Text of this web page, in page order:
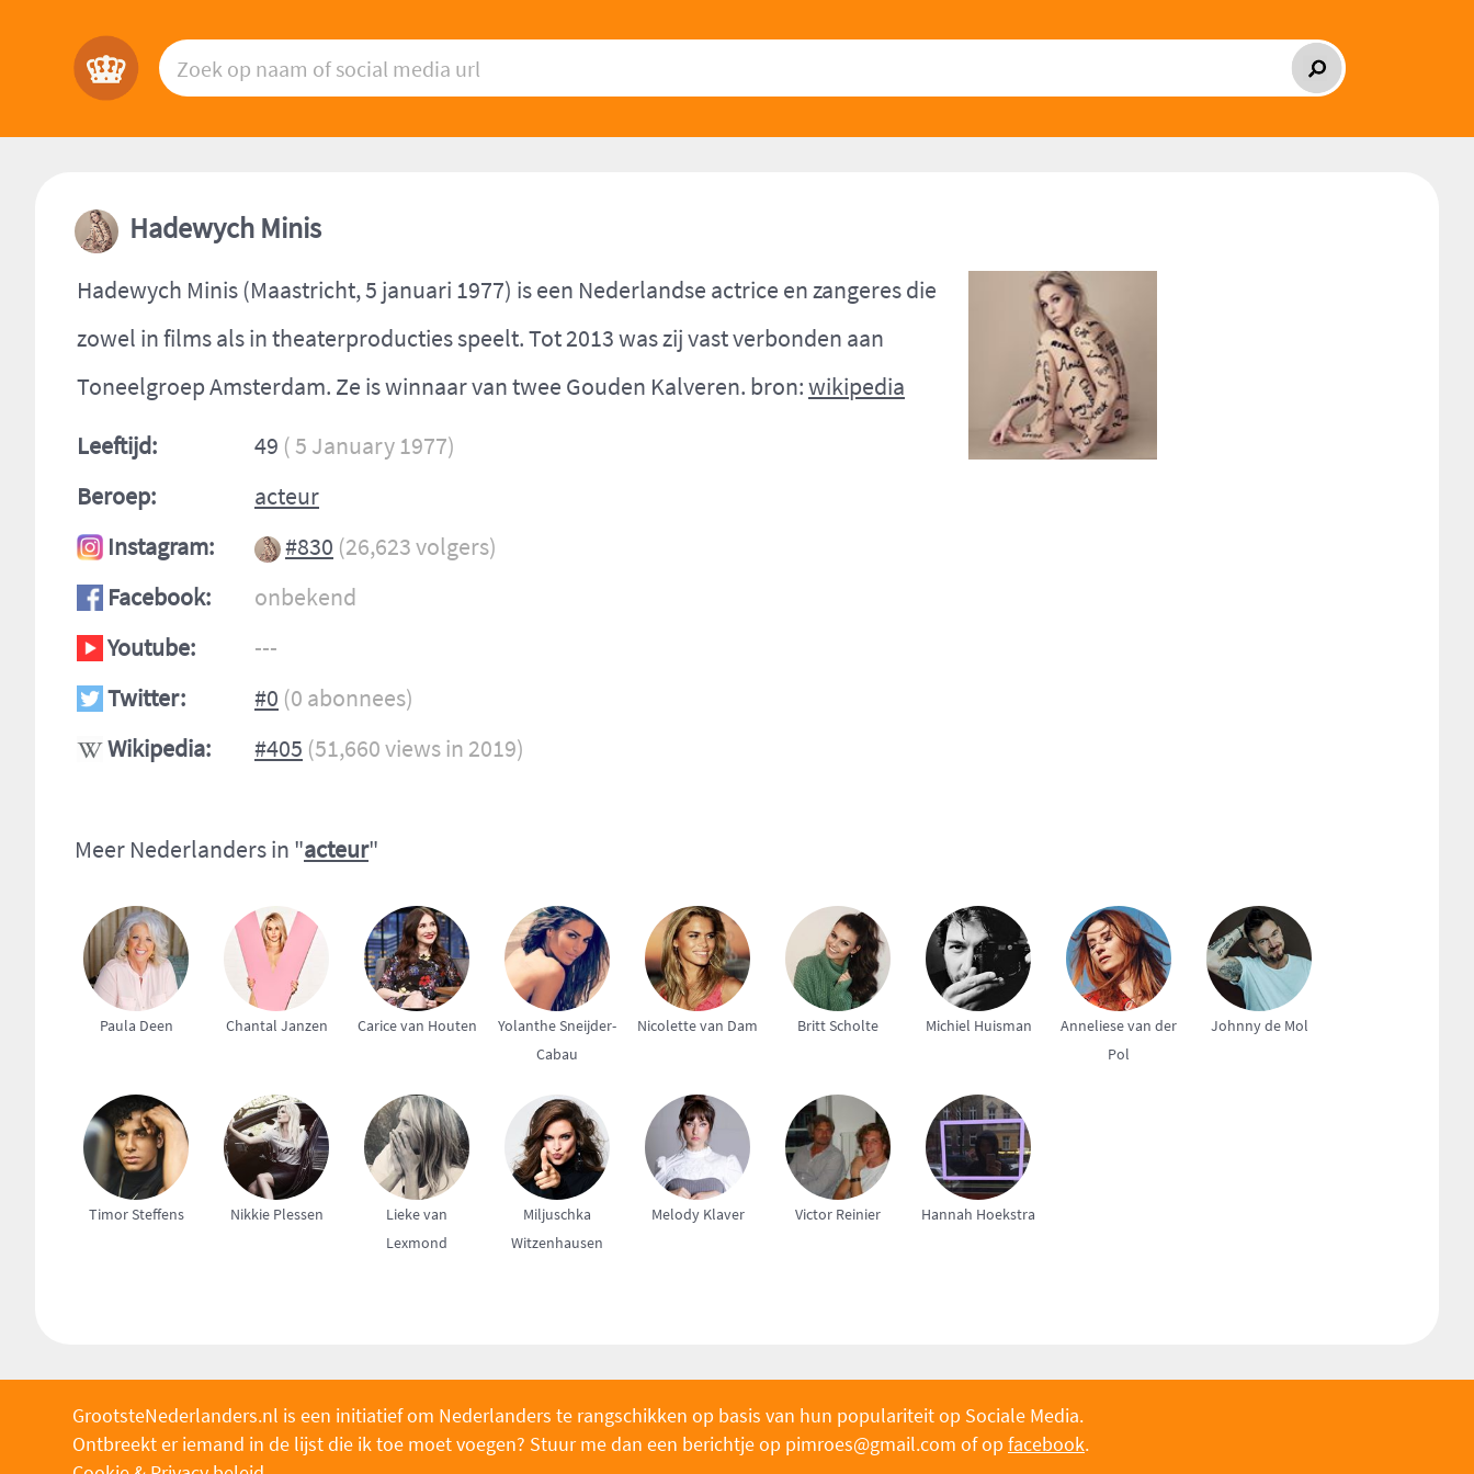
Hadewych Minis
Hadewych Minis (Maastricht, 5 januari 1977) is een Nederlandse actrice en zangeres die
zowel in films als in theaterproducties speelt. Tot 2013 was zij vast verbonden aan
Toneelgroep Amsterdam. Ze is winnaar van twee Gouden Kalveren. bron:wikipedia
Leeftijd:
49 ( 5 January 1977)
Beroep:
acteur
Instagram:
#830 (26,623 volgers)
Facebook:
onbekend
Youtube:
---
Twitter:
#0 (0 abonnees)
Wikipedia:
#405 (51,660 views in 2019)
Meer Nederlanders in "acteur"
Paula Deen Chantal Janzen Carice van Houten
Yolanthe Sneijder-
Cabau
Nicolette van Dam Britt Scholte Michiel Huisman
Anneliese van der
Pol
Johnny de Mol
Timor Steffens Nikkie Plessen
Lieke van
Lexmond
Miljuschka
Witzenhausen
Melody Klaver Victor Reinier Hannah Hoekstra
GrootsteNederlanders.nl is een initiatief om Nederlanders te rangschikken op basis van hun populariteit op Sociale Media.
Ontbreekt er iemand in de lijst die ik toe moet voegen? Stuur me dan een berichtje op pimroes@gmail.com of op facebook.